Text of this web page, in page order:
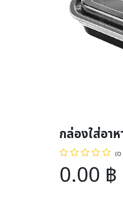
กล่องใส่อา
(0
0.00 ฿